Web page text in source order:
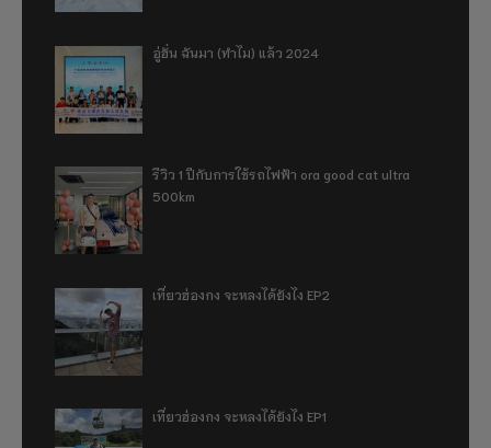
อู่ฮั่น ฉันมา (ทำไม) แล้ว 2024
รีวิว 1 ปีกับการใช้รถไฟฟ้า ora good cat ultra
500km
เที่ยวฮ่องกง จะหลงได้ยังไง EP2
เที่ยวฮ่องกง จะหลงได้ยังไง EP1